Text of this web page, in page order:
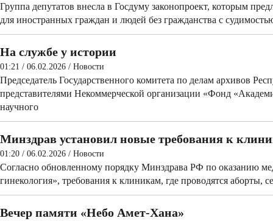
Группа депутатов внесла в Госдуму законопроект, которым
для иностранных граждан и людей без гражданства с
На службе у истории
01:21 / 06.02.2026 / Новости
Председатель Государственного комитета по делам архивов
представителями Некоммерческой организации «Фонд
научного
Минздрав установил новые требования к
01:20 / 06.02.2026 / Новости
Согласно обновленному порядку Минздрава РФ по оказанию
гинекология», требования к клиникам, где проводятся аборты,
Вечер памяти «Небо Амет-Хана»